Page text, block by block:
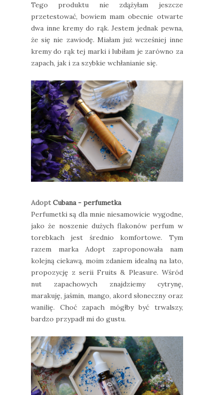
Tego produktu nie zdążyłam jeszcze
przetestować, bowiem mam obecnie otwarte
dwa inne kremy do rąk. Jestem jednak pewna,
że się nie zawiodę. Miałam już wcześniej inne
kremy do rąk tej marki i lubiłam je zarówno za
zapach, jak i za szybkie wchłanianie się.
AdoptCubana - perfumetka
Perfumetki są dla mnie niesamowicie wygodne,
jako że noszenie dużych flakonów perfum w
torebkach jest średnio komfortowe. Tym
razem marka Adopt zaproponowała nam
kolejną ciekawą, moim zdaniem idealną na lato,
propozycję z serii Fruits & Pleasure. Wśród
nut zapachowych znajdziemy cytrynę,
marakuję, jaśmin, mango, akord słoneczny oraz
wanilię. Choć zapach mógłby być trwalszy,
bardzo przypadł mi do gustu.